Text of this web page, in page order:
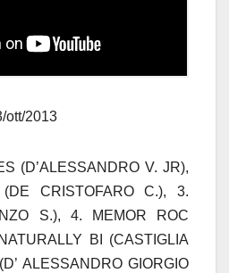
ott/2013
(D’ALESSANDRO V. JR),
CRISTOFARO C.), 3.
S.), 4. MEMOR ROC
BI (CASTIGLIA
ALESSANDRO GIORGIO